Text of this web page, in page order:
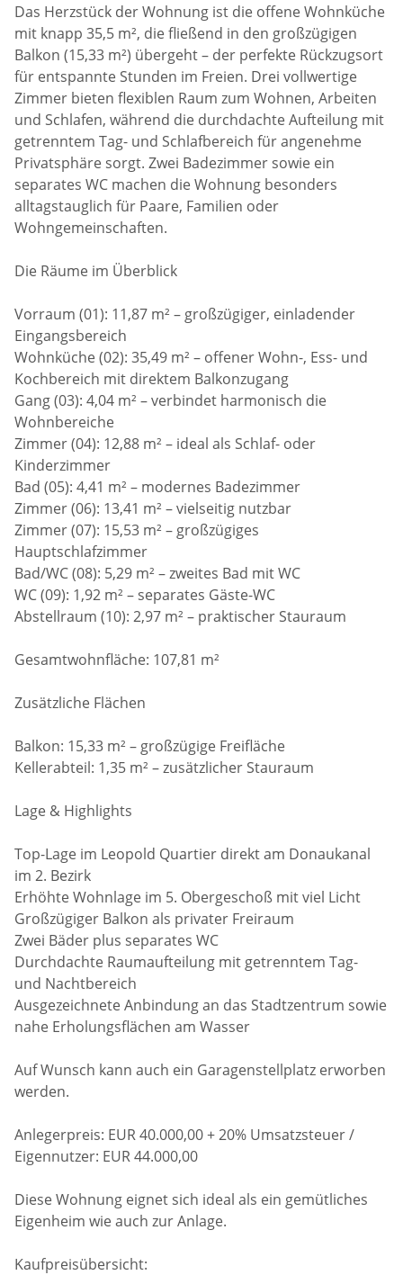
Das Herzstück der Wohnung ist die offene Wohnküche
mit knapp 35,5 m², die fließend in den großzügigen
Balkon (15,33 m²) übergeht – der perfekte Rückzugsort
für entspannte Stunden im Freien. Drei vollwertige
Zimmer bieten flexiblen Raum zum Wohnen, Arbeiten
und Schlafen, während die durchdachte Aufteilung mit
getrenntem Tag- und Schlafbereich für angenehme
Privatsphäre sorgt. Zwei Badezimmer sowie ein
separates WC machen die Wohnung besonders
alltagstauglich für Paare, Familien oder
Wohngemeinschaften.
Die Räume im Überblick
Vorraum (01): 11,87 m² – großzügiger, einladender
Eingangsbereich
Wohnküche (02): 35,49 m² – offener Wohn-, Ess- und
Kochbereich mit direktem Balkonzugang
Gang (03): 4,04 m² – verbindet harmonisch die
Wohnbereiche
Zimmer (04): 12,88 m² – ideal als Schlaf- oder
Kinderzimmer
Bad (05): 4,41 m² – modernes Badezimmer
Zimmer (06): 13,41 m² – vielseitig nutzbar
Zimmer (07): 15,53 m² – großzügiges
Hauptschlafzimmer
Bad/WC (08): 5,29 m² – zweites Bad mit WC
WC (09): 1,92 m² – separates Gäste-WC
Abstellraum (10): 2,97 m² – praktischer Stauraum
Gesamtwohnfläche: 107,81 m²
Zusätzliche Flächen
Balkon: 15,33 m² – großzügige Freifläche
Kellerabteil: 1,35 m² – zusätzlicher Stauraum
Lage & Highlights
Top-Lage im Leopold Quartier direkt am Donaukanal
im 2. Bezirk
Erhöhte Wohnlage im 5. Obergeschoß mit viel Licht
Großzügiger Balkon als privater Freiraum
Zwei Bäder plus separates WC
Durchdachte Raumaufteilung mit getrenntem Tag-
und Nachtbereich
Ausgezeichnete Anbindung an das Stadtzentrum sowie
nahe Erholungsflächen am Wasser
Auf Wunsch kann auch ein Garagenstellplatz erworben
werden.
Anlegerpreis: EUR 40.000,00 + 20% Umsatzsteuer /
Eigennutzer: EUR 44.000,00
Diese Wohnung eignet sich ideal als ein gemütliches
Eigenheim wie auch zur Anlage.
Kaufpreisübersicht: